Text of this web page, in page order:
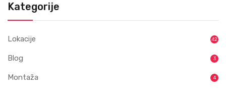
Kategorije
Lokacije 42
Blog 3
Montaža 4